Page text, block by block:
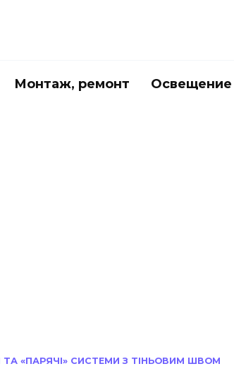
Монтаж, ремонт Освещение
ТА «ПАРЯЧІ» СИСТЕМИ З ТІНЬОВИМ ШВОМ